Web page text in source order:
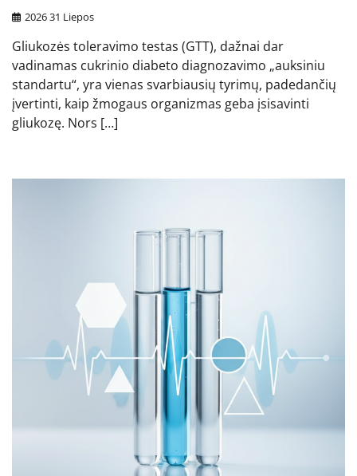
2026 31 Liepos
Gliukozės toleravimo testas (GTT), dažnai dar
vadinamas cukrinio diabeto diagnozavimo „auksiniu
standartu“, yra vienas svarbiausių tyrimų, padedančių
įvertinti, kaip žmogaus organizmas geba įsisavinti
gliukozę. Nors […]